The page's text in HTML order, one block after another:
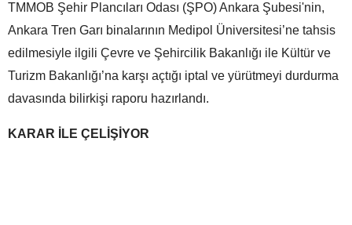
TMMOB Şehir Plancıları Odası (ŞPO) Ankara Şubesi'nin,
Ankara Tren Garı binalarının Medipol Üniversitesi’ne tahsis
edilmesiyle ilgili Çevre ve Şehircilik Bakanlığı ile Kültür ve
Turizm Bakanlığı’na karşı açtığı iptal ve yürütmeyi durdurma
davasında bilirkişi raporu hazırlandı.
KARAR İLE ÇELİŞİYOR